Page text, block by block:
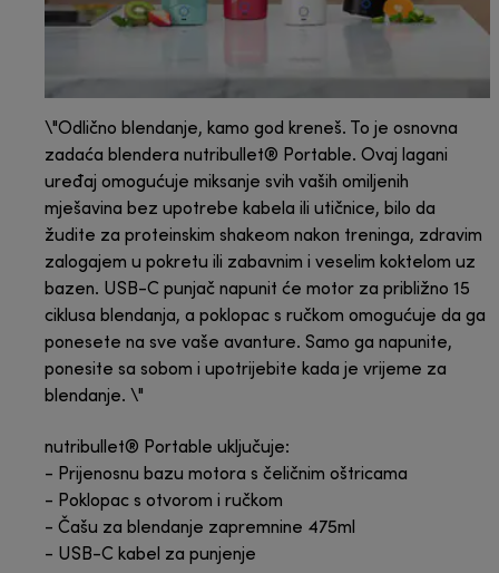
\"Odlično blendanje, kamo god kreneš. To je osnovna
zadaća blendera nutribullet® Portable. Ovaj lagani
uređaj omogućuje miksanje svih vaših omiljenih
mješavina bez upotrebe kabela ili utičnice, bilo da
žudite za proteinskim shakeom nakon treninga, zdravim
zalogajem u pokretu ili zabavnim i veselim koktelom uz
bazen. USB-C punjač napunit će motor za približno 15
ciklusa blendanja, a poklopac s ručkom omogućuje da ga
ponesete na sve vaše avanture. Samo ga napunite,
ponesite sa sobom i upotrijebite kada je vrijeme za
blendanje. \"
nutribullet® Portable uključuje:
- Prijenosnu bazu motora s čeličnim oštricama
- Poklopac s otvorom i ručkom
- Čašu za blendanje zapremnine 475ml
- USB-C kabel za punjenje